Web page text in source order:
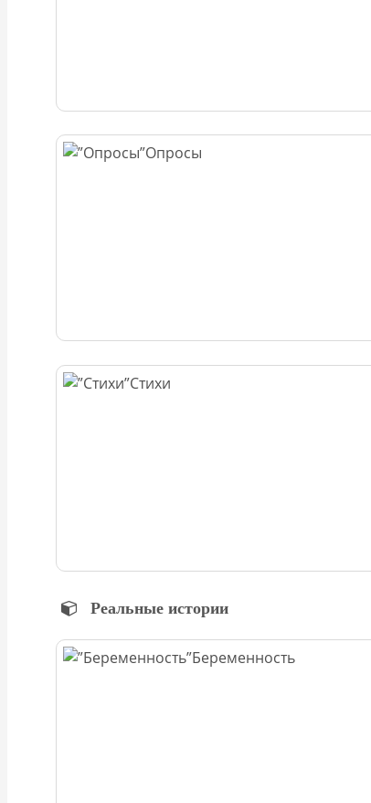
Опросы
Стихи
Реальные истории
Беременность